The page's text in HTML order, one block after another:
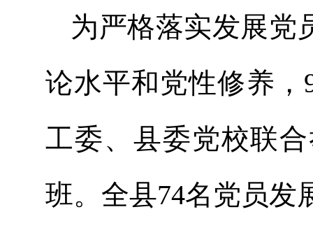
为严格落实发展党
论水平和党性修养
工委、县委党校联
班。全县74名党员发